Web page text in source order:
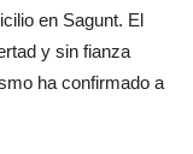
en Sagunt. El
y sin fianza
ha confirmado a